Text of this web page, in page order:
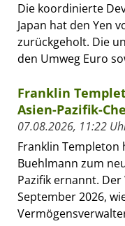
Die koordinierte
Japan hat den Yen
zurückgeholt. Die
den Umweg Euro
Franklin
Asien-Pazifik-
07.08.2026, 11:22
Franklin Templeton
Buehlmann zum
Pazifik ernannt.
September 2026,